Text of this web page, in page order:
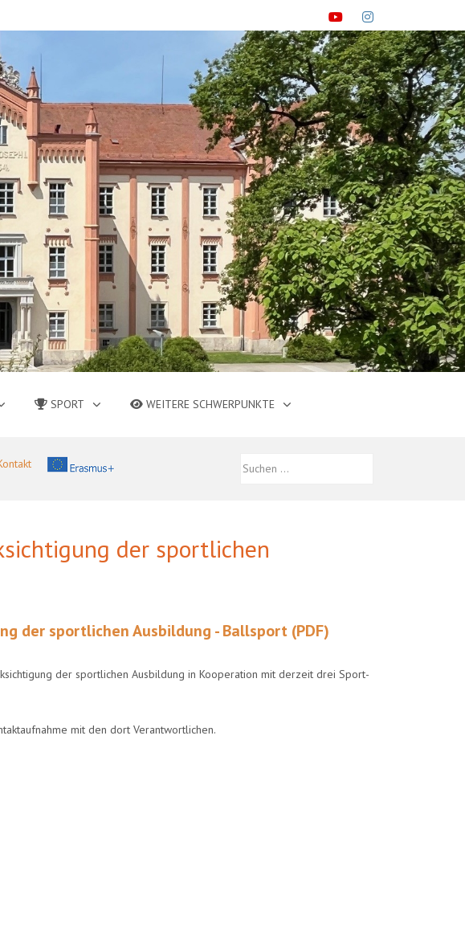
SPORT WEITERE SCHWERPUNKTE
der sportlichen
der sportlichen Ausbildung - Ballsport (PDF)
der sportlichen Ausbildung in Kooperation mit derzeit drei Sport-
mit den dort Verantwortlichen.